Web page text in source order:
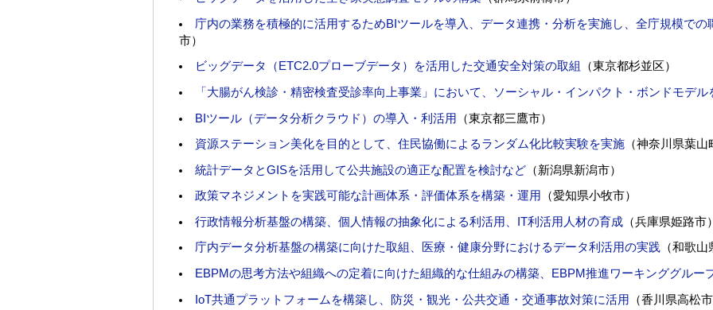
庁内の業務を積極的に活用するためBIツールを導入、データ連携・分析を実施し、全庁規模での
市）
ビッグデータ（ETC2.0プローブデータ）を活用した交通安全対策の取組 （東京都杉並区）
「大腸がん検診・精密検査受診率向上事業」において、ソーシャル・インパクト・ボンドモデル
BIツール（データ分析クラウド）の導入・利活用 （東京都三鷹市）
資源ステーション美化を目的として、住民協働によるランダム化比較実験を実施（神奈川県葉山
統計データとGISを活用して公共施設の適正な配置を検討など（新潟県新潟市）
政策マネジメントを実践可能な計画体系・評価体系を構築・運用 （愛知県小牧市）
行政情報分析基盤の構築、個人情報の抽象化による利活用、IT利活用人材の育成（兵庫県姫路市
庁内データ分析基盤の構築に向けた取組、医療・健康分野におけるデータ利活用の実践（和歌山
EBPMの思考方法や組織への定着に向けた組織的な仕組みの構築、EBPM推進ワーキンググルー
IoT共通プラットフォームを構築し、防災・観光・公共交通・交通事故対策に活用 （香川県高松